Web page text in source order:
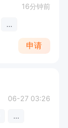
16分钟前
...
申请
06-27 03:26
...